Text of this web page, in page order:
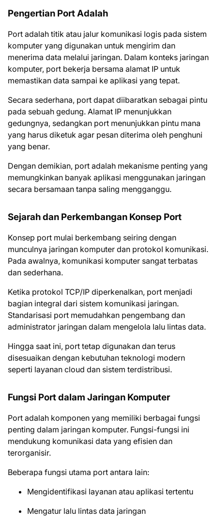
Pengertian Port Adalah
Port adalah titik atau jalur komunikasi logis pada sistem
komputer yang digunakan untuk mengirim dan
menerima data melalui jaringan. Dalam konteks jaringan
komputer, port bekerja bersama alamat IP untuk
memastikan data sampai ke aplikasi yang tepat.
Secara sederhana, port dapat diibaratkan sebagai pintu
pada sebuah gedung. Alamat IP menunjukkan
gedungnya, sedangkan port menunjukkan pintu mana
yang harus diketuk agar pesan diterima oleh penghuni
yang benar.
Dengan demikian, port adalah mekanisme penting yang
memungkinkan banyak aplikasi menggunakan jaringan
secara bersamaan tanpa saling mengganggu.
Sejarah dan Perkembangan Konsep Port
Konsep port mulai berkembang seiring dengan
munculnya jaringan komputer dan protokol komunikasi.
Pada awalnya, komunikasi komputer sangat terbatas
dan sederhana.
Ketika protokol TCP/IP diperkenalkan, port menjadi
bagian integral dari sistem komunikasi jaringan.
Standarisasi port memudahkan pengembang dan
administrator jaringan dalam mengelola lalu lintas data.
Hingga saat ini, port tetap digunakan dan terus
disesuaikan dengan kebutuhan teknologi modern
seperti layanan cloud dan sistem terdistribusi.
Fungsi Port dalam Jaringan Komputer
Port adalah komponen yang memiliki berbagai fungsi
penting dalam jaringan komputer. Fungsi-fungsi ini
mendukung komunikasi data yang efisien dan
terorganisir.
Beberapa fungsi utama port antara lain:
Mengidentifikasi layanan atau aplikasi tertentu
Mengatur lalu lintas data jaringan